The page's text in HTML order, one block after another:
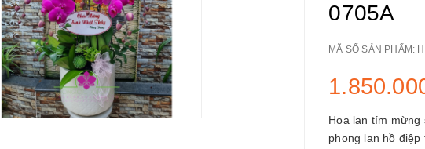
0705A
MÃ SỐ SẢN PHẨM:
Hoa lan tím
phong lan hồ